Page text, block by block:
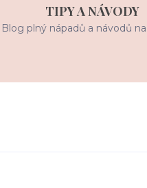
TIPY A NÁVODY
Blog plný nápadů a návodů